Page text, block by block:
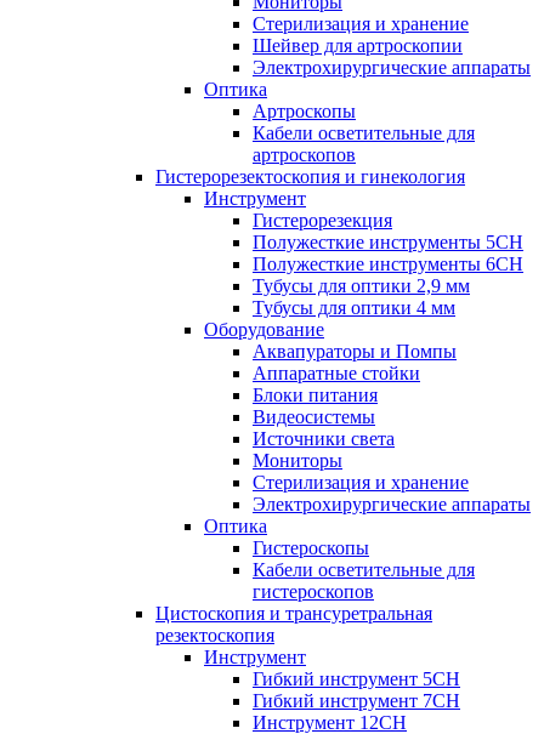
Стерилизация и хранение
Шейвер для артроскопии
Электрохирургические аппараты
Оптика
Артроскопы
Кабели осветительные для
артроскопов
Гистерорезектоскопия и гинекология
Инструмент
Гистерорезекция
Полужесткие инструменты 5CH
Полужесткие инструменты 6CH
Тубусы для оптики 2,9 мм
Тубусы для оптики 4 мм
Оборудование
Аквапураторы и Помпы
Аппаратные стойки
Блоки питания
Видеосистемы
Источники света
Мониторы
Стерилизация и хранение
Электрохирургические аппараты
Оптика
Гистероскопы
Кабели осветительные для
гистероскопов
Цистоскопия и трансуретральная
резектоскопия
Инструмент
Гибкий инструмент 5CH
Гибкий инструмент 7CH
Инструмент 12CH